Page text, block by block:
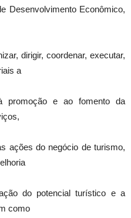
Desenvolvimento Econômico,
dirigir, coordenar, executar,
a
promoção e ao fomento da
ações do negócio de turismo,
do potencial turístico e a
como